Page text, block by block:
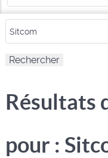
Résultats
pour :